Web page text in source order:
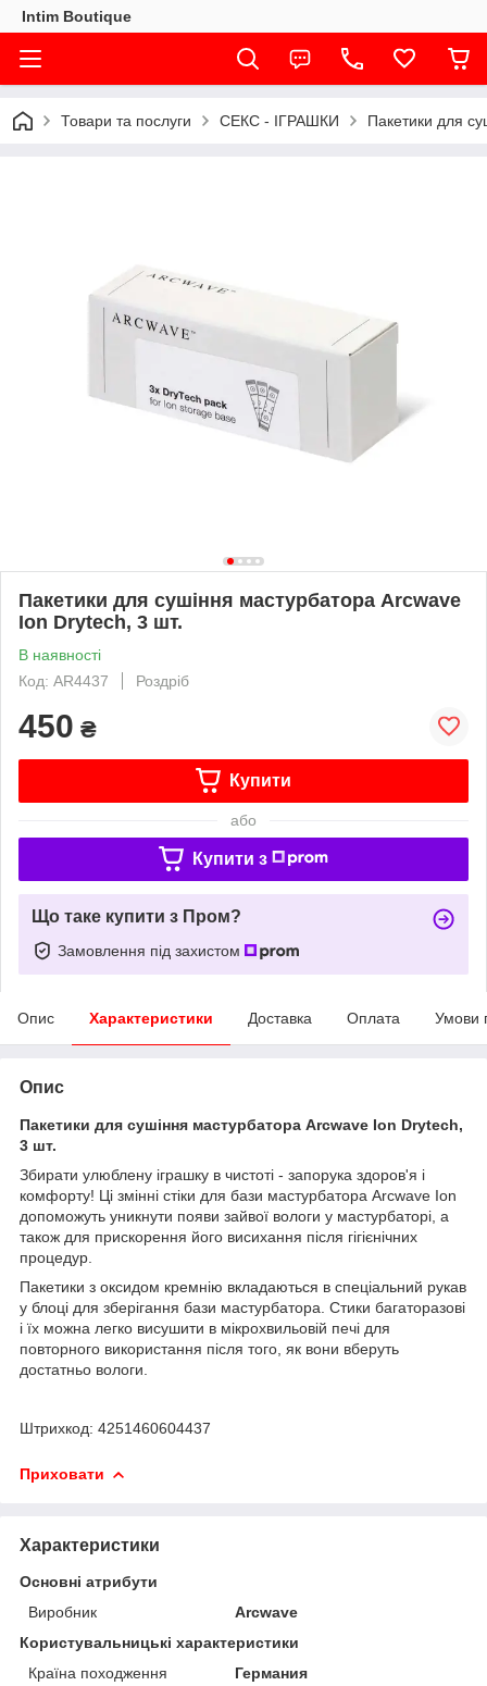
Intim Boutique
Товари та послуги СЕКС - ІГРАШКИ Пакетики для
Пакетики для сушіння мастурбатора Arcwave
Ion Drytech, 3 шт.
В наявності
Код: AR4437
Роздріб
450 ₴
Купити
або
Купити з
Що таке купити з Пром?
Замовлення під захистом
Опис Характеристики Доставка Оплата Умови
Опис
Пакетики для сушіння мастурбатора Arcwave Ion Drytech,
3 шт.
Збирати улюблену іграшку в чистоті - запорука здоров'я і
комфорту! Ці змінні стіки для бази мастурбатора Arcwave Ion
допоможуть уникнути появи зайвої вологи у мастурбаторі, а
також для прискорення його висихання після гігієнічних
процедур.
Пакетики з оксидом кремнію вкладаються в спеціальний рукав
у блоці для зберігання бази мастурбатора. Стики багаторазові
і їх можна легко висушити в мікрохвильовій печі для
повторного використання після того, як вони вберуть
достатньо вологи.
Штрихкод: 4251460604437
Приховати
Характеристики
Основні атрибути
Виробник
Arcwave
Користувальницькі характеристики
Країна походження
Германия